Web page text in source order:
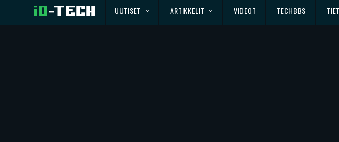
UUTISET ARTIKKELIT VIDEOT TECHBBS